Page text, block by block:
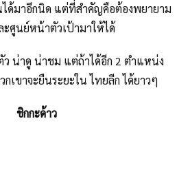
ด้มาอีกนิด แต่ที่สำคัญคือต้องพยายาม
ศูนย์หน้าตัวเป้ามาให้ได้
น่าดู น่าชม แต่ถ้าได้อีก 2 ตำแหน่ง
เขาจะยืนระยะใน ไทยลีก ได้ยาวๆ
ชิกกะด้าว